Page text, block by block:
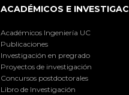
ACADÉMICOS E
Académicos Ingeniería UC
Publicaciones
Investigación en pregrado
Proyectos de investigación
Concursos postdoctorales
Libro de Investigación